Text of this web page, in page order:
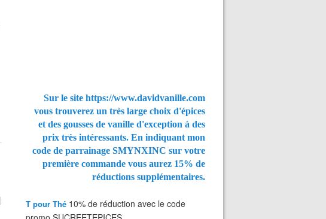
Sur le site https://www.davidvanille.com
vous trouverez un très large choix d'épices
et des gousses de vanille d'exception à des
prix très intéressants. En indiquant mon
code de parrainage SMYNXINC sur votre
première commande vous aurez 15% de
réductions supplémentaires.
T pour Thé 10% de réduction avec le code